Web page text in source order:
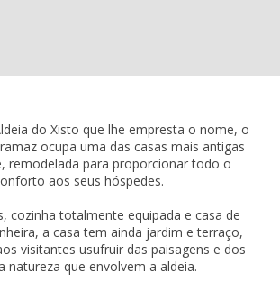
do Xisto que lhe empresta o nome, o
ocupa uma das casas mais antigas
remodelada para proporcionar todo o
aos seus hóspedes.
cozinha totalmente equipada e casa de
a casa tem ainda jardim e terraço,
visitantes usufruir das paisagens e dos
natureza que envolvem a aldeia.